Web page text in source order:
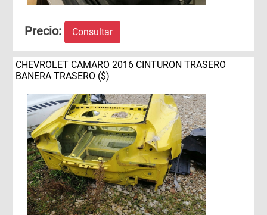
Precio: Consultar
CHEVROLET CAMARO 2016 CINTURON TRASERO
BANERA TRASERO ($)